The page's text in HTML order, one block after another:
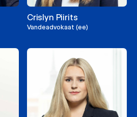
Crislyn Piirits
Vandeadvokaat (ee)